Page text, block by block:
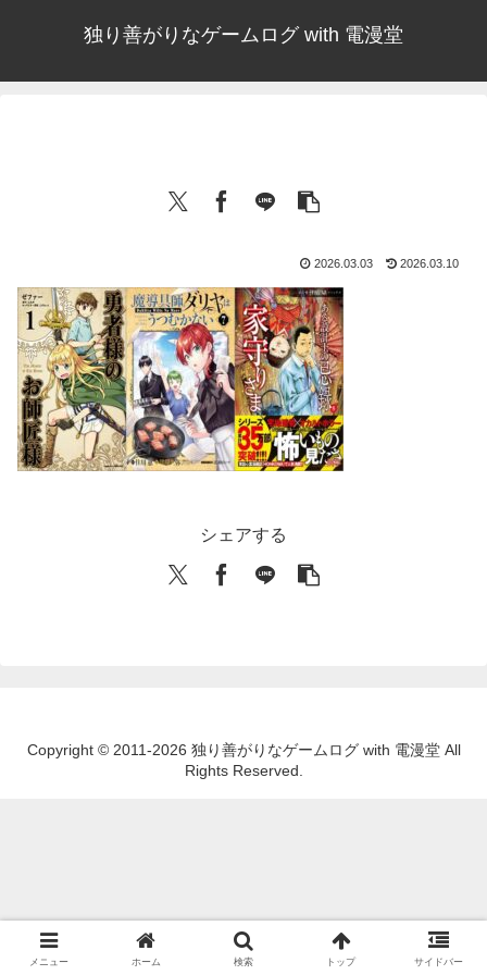
独り善がりなゲームログ with 電漫堂
2026.03.03 2026.03.10
シェアする
Copyright © 2011-2026 独り善がりなゲームログ with 電漫堂 All
Rights Reserved.
メニュー ホーム 検索 トップ サイドバー